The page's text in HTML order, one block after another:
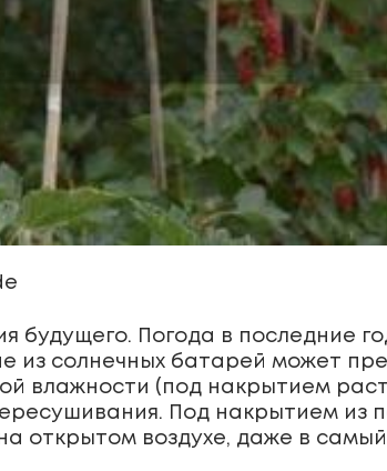
будущего. Погода в последние
из солнечных батарей может
влажности (под накрытием
Под накрытием из
открытом воздухе, даже в